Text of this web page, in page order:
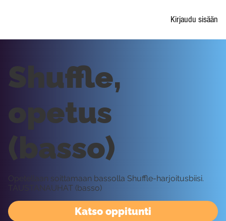
Kirjaudu sisään
Katso oppitunti
Shuffle,
opetus
(basso)
Opetellaan soittamaan bassolla Shuffle-harjoitusbiisi.
TAUSTANAUHAT (basso)